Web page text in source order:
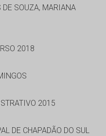
DE SOUZA, MARIANA
2018
2015
DE CHAPADÃO DO SUL